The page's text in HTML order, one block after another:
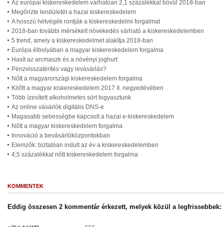
Az európai kiskereskedelem várhatóan 2,1 százalékkal bővül 2018-ban
Megőrizte lendületét a hazai kiskereskedelem
A hosszú hétvégék rontják a kiskereskedelmi forgalmat
2018-ban további mérsékelt növekedés várható a kiskereskedelemben
5 trend, amely a kiskereskedelmet alakítja 2018-ban
Európa élbolyában a magyar kiskereskedelem forgalma
Hasít az arcmaszk és a növényi joghurt
Pénzvisszatérítés vagy levásárlás?
Nőtt a magyarországi kiskereskedelem forgalma
Kilőtt a magyar kiskereskedelem 2017 II. negyedévében
Több ízesített alkoholmetes sört fogyasztunk
Az online vásárlók digitális DNS-e
Magasabb sebességbe kapcsolt a hazai e-kiskereskedelem
Nőtt a magyar kiskereskedelem forgalma
Innováció a bevásárlóközpontokban
Elemzők: biztatóan indult az év a kiskereskedelemben
4,5 százalékkal nőtt kiskereskedelem forgalma